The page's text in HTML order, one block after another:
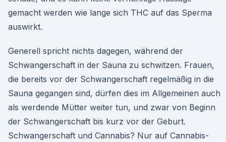
gemacht werden wie lange sich THC auf das Sperma
auswirkt.
Generell spricht nichts dagegen, während der
Schwangerschaft in der Sauna zu schwitzen. Frauen,
die bereits vor der Schwangerschaft regelmäßig in die
Sauna gegangen sind, dürfen dies im Allgemeinen auch
als werdende Mütter weiter tun, und zwar von Beginn
der Schwangerschaft bis kurz vor der Geburt.
Schwangerschaft und Cannabis? Nur auf Cannabis-